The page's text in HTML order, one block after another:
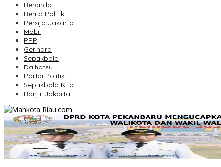
Beranda
Berita Politik
Persija Jakarta
Mobil
PPP
Gerindra
Sepakbola
Daihatsu
Partai Politik
Sepakbola Kita
Banjir Jakarta